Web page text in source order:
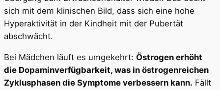
sich mit dem klinischen Bild, dass sich eine hohe
Hyperaktivität in der Kindheit mit der Pubertät
abschwächt.
Bei Mädchen läuft es umgekehrt: Östrogen erhöht
die Dopaminverfügbarkeit, was in östrogenreichen
Zyklusphasen die Symptome verbessern kann. Fällt